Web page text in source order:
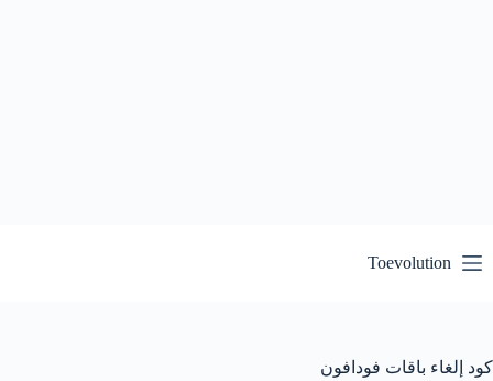
إلى
المحتوى
Toevolution
كود إلغاء باقات فودافون